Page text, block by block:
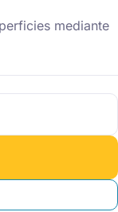
mediante